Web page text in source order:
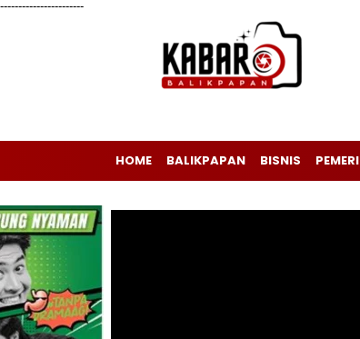
-----------------------
HOME BALIKPAPAN BISNIS